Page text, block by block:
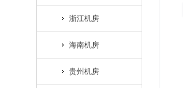
浙江机房
海南机房
贵州机房